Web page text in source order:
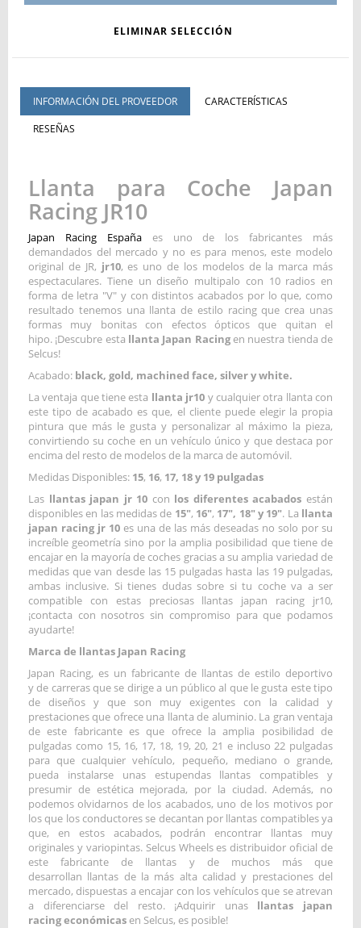
ELIMINAR SELECCIÓN
INFORMACIÓN DEL PROVEEDOR
CARACTERÍSTICAS
RESEÑAS
Llanta para Coche Japan
Racing JR10
Japan Racing Españaes uno de los fabricantes más
demandados del mercado y no es para menos, este modelo
original de JR, jr10, es uno de los modelos de la marca más
espectaculares. Tiene un diseño multipalo con 10 radios en
forma de letra "V" y con distintos acabados por lo que, como
resultado tenemos una llanta de estilo racing que crea unas
formas muy bonitas con efectos ópticos que quitan el
hipo. ¡Descubre esta llanta Japan Racingen nuestra tienda de
Selcus!
Acabado: black, gold, machined face, silver y white.
La ventaja que tiene esta llanta jr10 y cualquier otra llanta con
este tipo de acabado es que, el cliente puede elegir la propia
pintura que más le gusta y personalizar al máximo la pieza,
convirtiendo su coche en un vehículo único y que destaca por
encima del resto de modelos de la marca de automóvil.
Medidas Disponibles: 15, 16, 17, 18 y 19 pulgadas
Las llantas japan jr 10 con los diferentes acabados están
disponibles en las medidas de 15", 16", 17", 18" y 19". La llanta
japan racing jr 10 es una de las más deseadas no solo por su
increíble geometría sino por la amplia posibilidad que tiene de
encajar en la mayoría de coches gracias a su amplia variedad de
medidas que van desde las 15 pulgadas hasta las 19 pulgadas,
ambas inclusive. Si tienes dudas sobre si tu coche va a ser
compatible con estas preciosas llantas japan racing jr10,
¡contacta con nosotros sin compromiso para que podamos
ayudarte!
Marca de llantas Japan Racing
Japan Racing, es un fabricante de llantas de estilo deportivo
y de carreras que se dirige a un público al que le gusta este tipo
de diseños y que son muy exigentes con la calidad y
prestaciones que ofrece una llanta de aluminio. La gran ventaja
de este fabricante es que ofrece la amplia posibilidad de
pulgadas como 15, 16, 17, 18, 19, 20, 21 e incluso 22 pulgadas
para que cualquier vehículo, pequeño, mediano o grande,
pueda instalarse unas estupendas llantas compatibles y
presumir de estética mejorada, por la ciudad. Además, no
podemos olvidarnos de los acabados, uno de los motivos por
los que los conductores se decantan por llantas compatibles ya
que, en estos acabados, podrán encontrar llantas muy
originales y variopintas. Selcus Wheels es distribuidor oficial de
este fabricante de llantas y de muchos más que
desarrollan llantas de la más alta calidad y prestaciones del
mercado, dispuestas a encajar con los vehículos que se atrevan
a diferenciarse del resto. ¡Adquirir unas llantas japan
racing económicas en Selcus, es posible!